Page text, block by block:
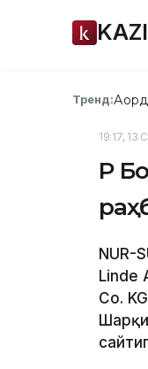
Тренд:
19:17, 13
ҚР
NUR-
Linde
Co.